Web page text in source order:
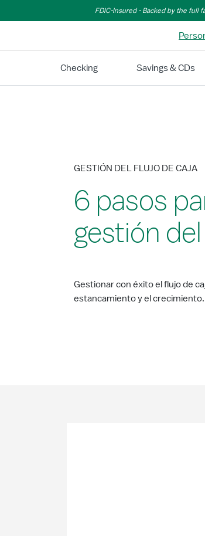
FDIC-Insured - Backed by the full
Checking Savings & CDs
6 pasos
gestión
GESTIÓN DEL FLUJO DE CAJA
Gestionar con éxito el flujo de
estancamiento y el crecimiento.